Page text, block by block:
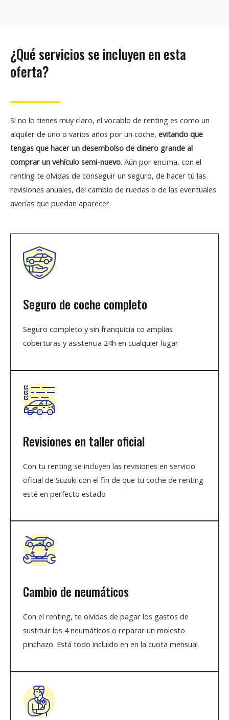
¿Qué servicios se incluyen en esta
oferta?
Si no lo tienes muy claro, el vocablo de renting es como un
alquiler de uno o varios años por un coche, evitando que
tengas que hacer un desembolso de dinero grande al
comprar un vehículo semi-nuevo. Aún por encima, con el
renting te olvidas de conseguir un seguro, de hacer tú las
revisiones anuales, del cambio de ruedas o de las eventuales
averías que puedan aparecer.
Seguro de coche completo
Seguro completo y sin franquicia co amplias
coberturas y asistencia 24h en cualquier lugar
Revisiones en taller oficial
Con tu renting se incluyen las revisiones en servicio
oficial de Suzuki con el fin de que tu coche de renting
esté en perfecto estado
Cambio de neumáticos
Con el renting, te olvidas de pagar los gastos de
sustituir los 4 neumáticos o reparar un molesto
pinchazo. Está todo incluido en en la cuota mensual